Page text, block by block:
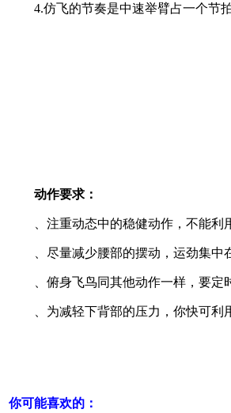
4.仿飞的节奏是中速举臂占一个节拍
动作要求：
、注重动态中的稳健动作，不能利
、尽量减少腰部的摆动，运劲集中
、俯身飞鸟同其他动作一样，要定时
、为减轻下背部的压力，你快可利用
你可能喜欢的：